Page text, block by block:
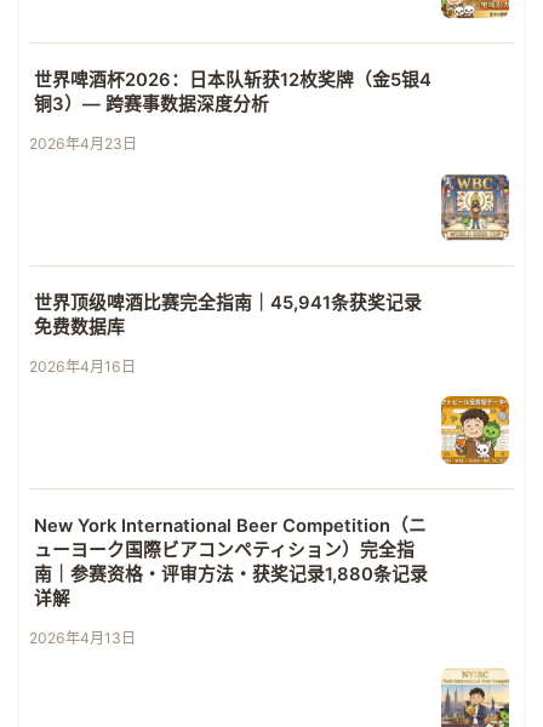
世界啤酒杯2026：日本队斩获12枚奖牌（金5银4
铜3）— 跨赛事数据深度分析
2026年4月23日
世界顶级啤酒比赛完全指南｜45,941条获奖记录
免费数据库
2026年4月16日
New York International Beer Competition（ニ
ューヨーク国際ビアコンペティション）完全指
南｜参赛资格・评审方法・获奖记录1,880条记录
详解
2026年4月13日